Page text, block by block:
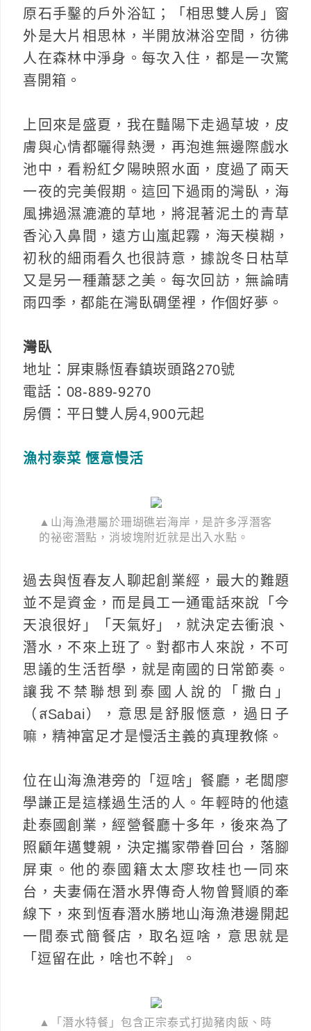
原石手鑿的戶外浴缸；「相思雙人房」窗
外是大片相思林，半開放淋浴空間，彷彿
人在森林中淨身。每次入住，都是一次驚
喜開箱。
上回來是盛夏，我在豔陽下走過草坡，皮
膚與心情都曬得熱燙，再泡進無邊際戲水
池中，看粉紅夕陽映照水面，度過了兩天
一夜的完美假期。這回下過雨的灣臥，海
風拂過濕漉漉的草地，將混著泥土的青草
香沁入鼻間，遠方山嵐起霧，海天模糊，
初秋的細雨看久也很詩意，據說冬日枯草
又是另一種蕭瑟之美。每次回訪，無論晴
雨四季，都能在灣臥碉堡裡，作個好夢。
灣臥
地址：屏東縣恆春鎮崁頭路270號
電話：08-889-9270
房價：平日雙人房4,900元起
漁村泰菜 愜意慢活
▲山海漁港屬於珊瑚礁岩海岸，是許多浮潛客
的祕密潛點，消坡塊附近就是出入水點。
過去與恆春友人聊起創業經，最大的難題
並不是資金，而是員工一通電話來說「今
天浪很好」「天氣好」，就決定去衝浪、
潛水，不來上班了。對都市人來說，不可
思議的生活哲學，就是南國的日常節奏。
讓我不禁聯想到泰國人說的「撒白」
（สSabai），意思是舒服愜意，過日子
嘛，精神富足才是慢活主義的真理教條。
位在山海漁港旁的「逗啥」餐廳，老闆廖
學謙正是這樣過生活的人。年輕時的他遠
赴泰國創業，經營餐廳十多年，後來為了
照顧年邁雙親，決定攜家帶眷回台，落腳
屏東。他的泰國籍太太廖玫桂也一同來
台，夫妻倆在潛水界傳奇人物曾賢順的牽
線下，來到恆春潛水勝地山海漁港邊開起
一間泰式簡餐店，取名逗啥，意思就是
「逗留在此，啥也不幹」。
▲「潛水特餐」包含正宗泰式打拋豬肉飯、時